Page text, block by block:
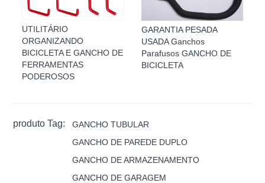
UTILITÁRIO
ORGANIZANDO
BICICLETA E GANCHO DE
FERRAMENTAS
PODEROSOS
GARANTIA PESADA
USADA Ganchos
Parafusos GANCHO DE
BICICLETA
produto Tag:
GANCHO TUBULAR
GANCHO DE PAREDE DUPLO
GANCHO DE ARMAZENAMENTO
GANCHO DE GARAGEM